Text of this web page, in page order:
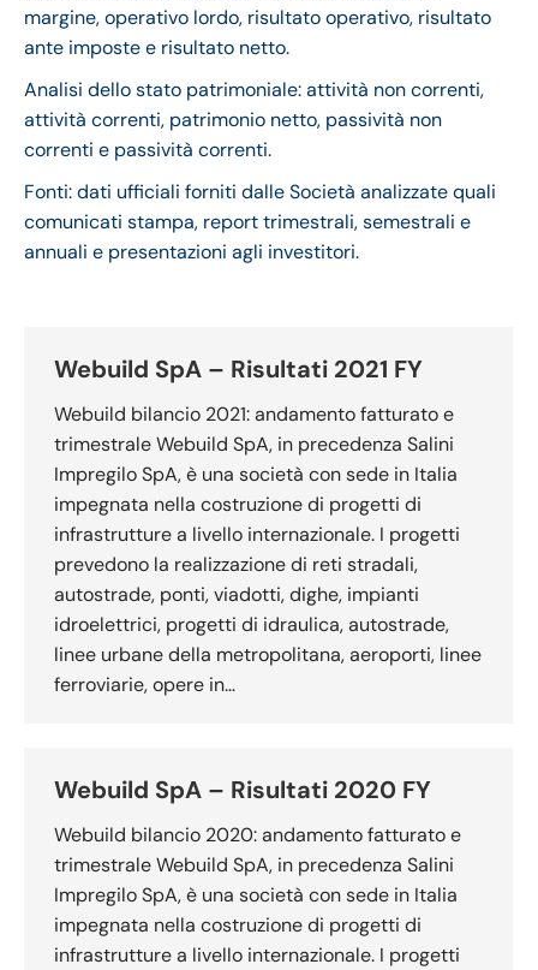
margine, operativo lordo, risultato operativo, risultato
ante imposte e risultato netto.
Analisi dello stato patrimoniale: attività non correnti,
attività correnti, patrimonio netto, passività non
correnti e passività correnti.
Fonti: dati ufficiali forniti dalle Società analizzate quali
comunicati stampa, report trimestrali, semestrali e
annuali e presentazioni agli investitori.
Webuild SpA – Risultati 2021 FY
Webuild bilancio 2021: andamento fatturato e
trimestrale Webuild SpA, in precedenza Salini
Impregilo SpA, è una società con sede in Italia
impegnata nella costruzione di progetti di
infrastrutture a livello internazionale. I progetti
prevedono la realizzazione di reti stradali,
autostrade, ponti, viadotti, dighe, impianti
idroelettrici, progetti di idraulica, autostrade,
linee urbane della metropolitana, aeroporti, linee
ferroviarie, opere in…
Webuild SpA – Risultati 2020 FY
Webuild bilancio 2020: andamento fatturato e
trimestrale Webuild SpA, in precedenza Salini
Impregilo SpA, è una società con sede in Italia
impegnata nella costruzione di progetti di
infrastrutture a livello internazionale. I progetti